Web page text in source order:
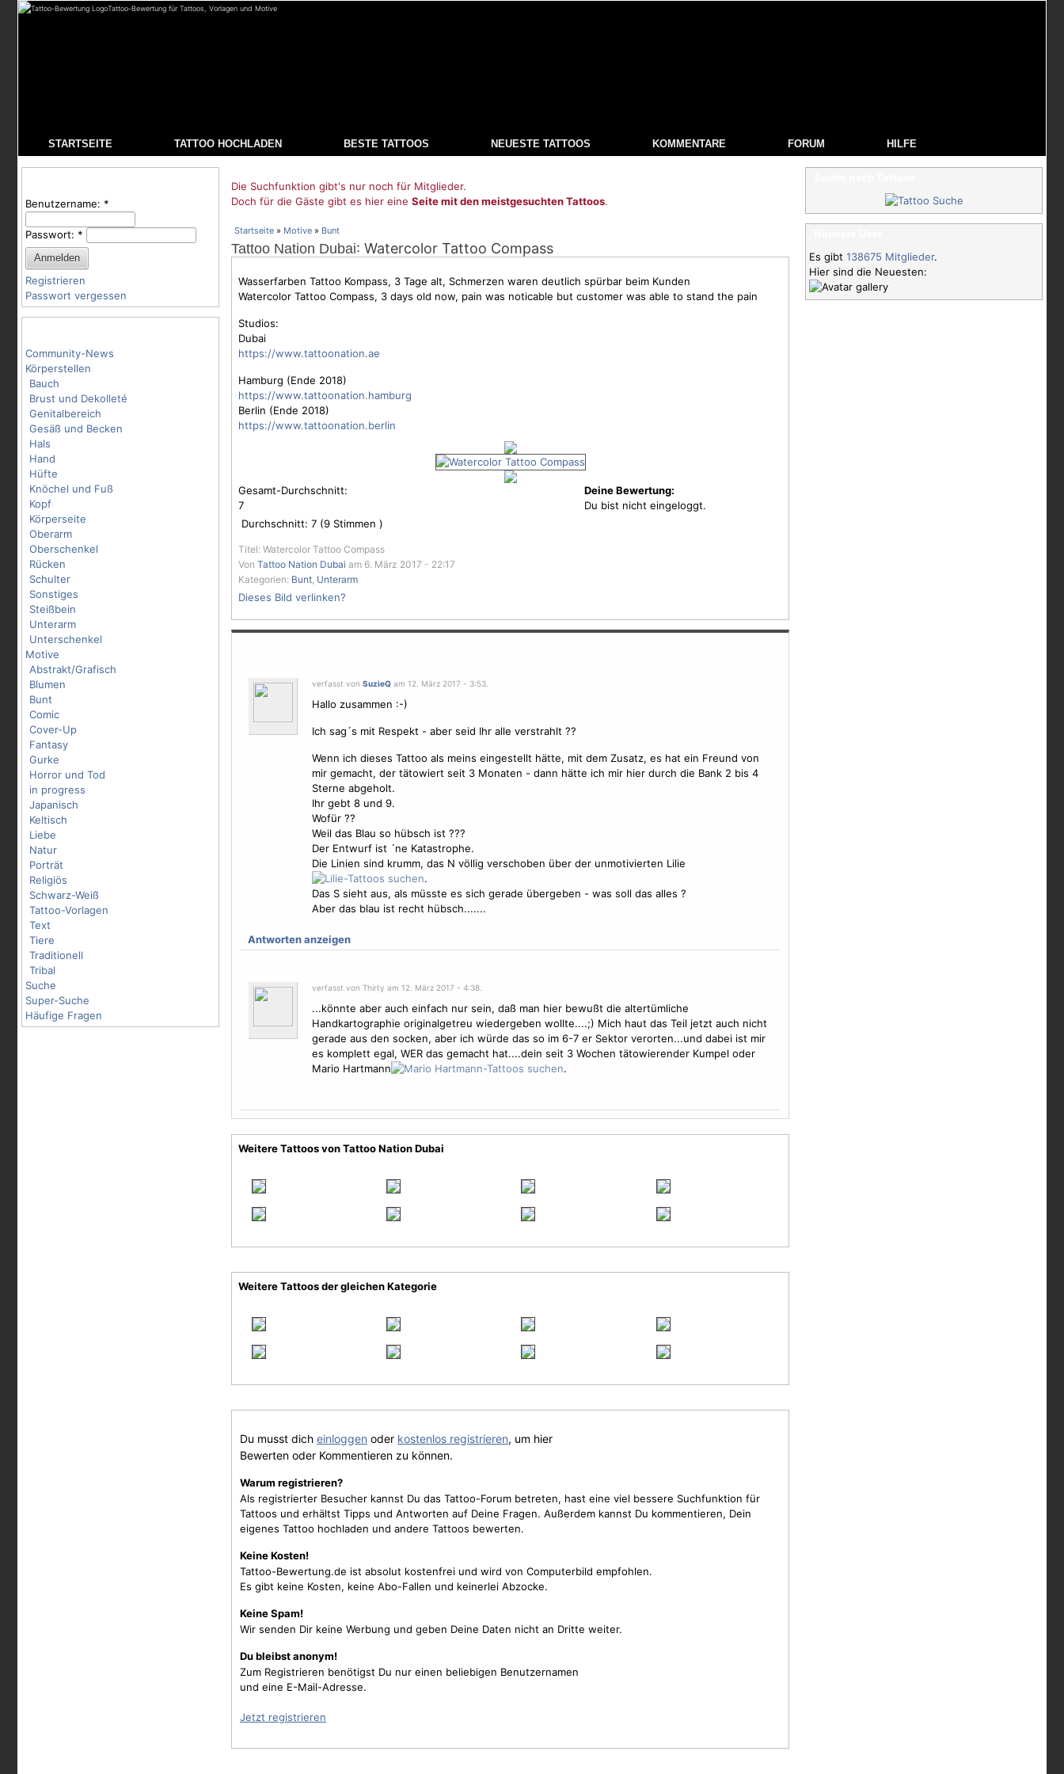
Tattoo-Bewertung für Tattoos, Vorlagen und Motive
STARTSEITE TATTOO HOCHLADEN BESTE TATTOOS NEUESTE TATTOOS KOMMENTARE FORUM HILFE
Benutzername: *
Passwort: *
Registrieren
Passwort vergessen
Community-News
Körperstellen
Bauch
Brust und Dekolleté
Genitalbereich
Gesäß und Becken
Hals
Hand
Hüfte
Knöchel und Fuß
Kopf
Körperseite
Oberarm
Oberschenkel
Rücken
Schulter
Sonstiges
Steißbein
Unterarm
Unterschenkel
Motive
Abstrakt/Grafisch
Blumen
Bunt
Comic
Cover-Up
Fantasy
Gurke
Horror und Tod
in progress
Japanisch
Keltisch
Liebe
Natur
Porträt
Religiös
Schwarz-Weiß
Tattoo-Vorlagen
Text
Tiere
Traditionell
Tribal
Suche
Super-Suche
Häufige Fragen
Die Suchfunktion gibt's nur noch für Mitglieder.
Doch für die Gäste gibt es hier eine Seite mit den meistgesuchten Tattoos.
Startseite » Motive » Bunt
Tattoo Nation Dubai: Watercolor Tattoo Compass
Wasserfarben Tattoo Kompass, 3 Tage alt, Schmerzen waren deutlich spürbar beim Kunden
Watercolor Tattoo Compass, 3 days old now, pain was noticable but customer was able to stand the pain
Studios:
Dubai
https://www.tattoonation.ae
Hamburg (Ende 2018)
https://www.tattoonation.hamburg
Berlin (Ende 2018)
https://www.tattoonation.berlin
Gesamt-Durchschnitt:
7
Durchschnitt: 7 (9 Stimmen )
Deine Bewertung:
Du bist nicht eingeloggt.
Titel: Watercolor Tattoo Compass
Von Tattoo Nation Dubai am 6. März 2017 - 22:17
Kategorien: Bunt, Unterarm
Dieses Bild verlinken?
verfasst von SuzieQam 12. März 2017 - 3:53.
Hallo zusammen :-)
Ich sag´s mit Respekt - aber seid Ihr alle verstrahlt ??
Wenn ich dieses Tattoo als meins eingestellt hätte, mit dem Zusatz, es hat ein Freund von
mir gemacht, der tätowiert seit 3 Monaten - dann hätte ich mir hier durch die Bank 2 bis 4
Sterne abgeholt.
Ihr gebt 8 und 9.
Wofür ??
Weil das Blau so hübsch ist ???
Der Entwurf ist ´ne Katastrophe.
Die Linien sind krumm, das N völlig verschoben über der unmotivierten Lilie
.
Das S sieht aus, als müsste es sich gerade übergeben - was soll das alles ?
Aber das blau ist recht hübsch.......
Antworten anzeigen
verfasst von Thirty am 12. März 2017 - 4:38.
...könnte aber auch einfach nur sein, daß man hier bewußt die altertümliche
Handkartographie originalgetreu wiedergeben wollte....;) Mich haut das Teil jetzt auch nicht
gerade aus den socken, aber ich würde das so im 6-7 er Sektor verorten...und dabei ist mir
es komplett egal, WER das gemacht hat....dein seit 3 Wochen tätowierender Kumpel oder
Mario Hartmann
.
Weitere Tattoos von Tattoo Nation Dubai
Weitere Tattoos der gleichen Kategorie
Du musst dich einloggen oder kostenlos registrieren, um hier
Bewerten oder Kommentieren zu können.
Warum registrieren?
Als registrierter Besucher kannst Du das Tattoo-Forum betreten, hast eine viel bessere Suchfunktion für
Tattoos und erhältst Tipps und Antworten auf Deine Fragen. Außerdem kannst Du kommentieren, Dein
eigenes Tattoo hochladen und andere Tattoos bewerten.
Keine Kosten!
Tattoo-Bewertung.de ist absolut kostenfrei und wird von Computerbild empfohlen.
Es gibt keine Kosten, keine Abo-Fallen und keinerlei Abzocke.
Keine Spam!
Wir senden Dir keine Werbung und geben Deine Daten nicht an Dritte weiter.
Du bleibst anonym!
Zum Registrieren benötigst Du nur einen beliebigen Benutzernamen
und eine E-Mail-Adresse.
Jetzt registrieren
Es gibt 138675 Mitglieder.
Hier sind die Neuesten: